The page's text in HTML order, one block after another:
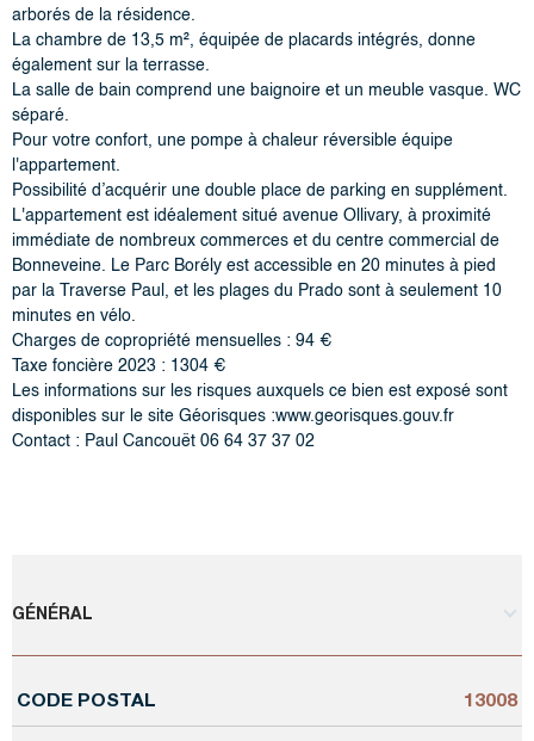
arborés de la résidence.
La chambre de 13,5 m², équipée de placards intégrés, donne
également sur la terrasse.
La salle de bain comprend une baignoire et un meuble vasque. WC
séparé.
Pour votre confort, une pompe à chaleur réversible équipe
l'appartement.
Possibilité d’acquérir une double place de parking en supplément.
L'appartement est idéalement situé avenue Ollivary, à proximité
immédiate de nombreux commerces et du centre commercial de
Bonneveine. Le Parc Borély est accessible en 20 minutes à pied
par la Traverse Paul, et les plages du Prado sont à seulement 10
minutes en vélo.
Charges de copropriété mensuelles : 94 €
Taxe foncière 2023 : 1304 €
Les informations sur les risques auxquels ce bien est exposé sont
disponibles sur le site Géorisques :www.georisques.gouv.fr
Contact : Paul Cancouët 06 64 37 37 02
GÉNÉRAL
Caractérisque Valeurs
CODE POSTAL 13008